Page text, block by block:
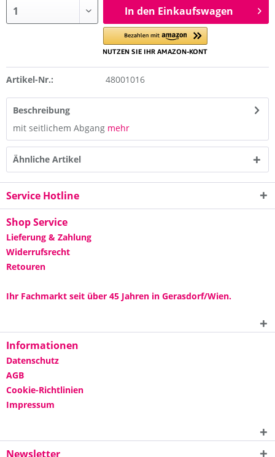
In den Einkaufswagen
Artikel-Nr.: 48001016
Beschreibung
mit seitlichem Abgang mehr
Ähnliche Artikel
Service Hotline
Shop Service
Lieferung & Zahlung
Widerrufsrecht
Retouren
Ihr Fachmarkt seit über 45 Jahren in Gerasdorf/Wien.
Informationen
Datenschutz
AGB
Cookie-Richtlinien
Impressum
Newsletter